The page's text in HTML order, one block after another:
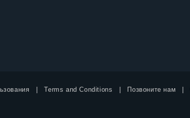
Terms and Conditions Позвоните нам